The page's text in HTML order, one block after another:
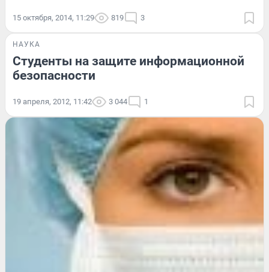
15 октября, 2014, 11:29 819 3
НАУКА
Студенты на защите информационной
безопасности
19 апреля, 2012, 11:42 3 044 1